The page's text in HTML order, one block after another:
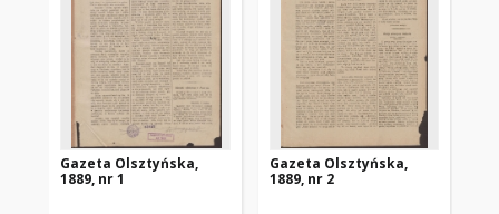
Gazeta Olsztyńska,
1889, nr 1
Gazeta Olsztyńska,
1889, nr 2